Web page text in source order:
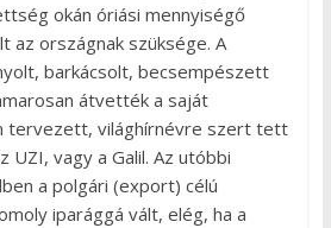
okán óriási mennyiségő
az országnak szüksége. A
barkácsolt, becsempészett
átvették a saját
tervezett, világhírnévre szert tett
UZI, vagy a Galil. Az utóbbi
a polgári (export) célú
iparággá vált, elég, ha a